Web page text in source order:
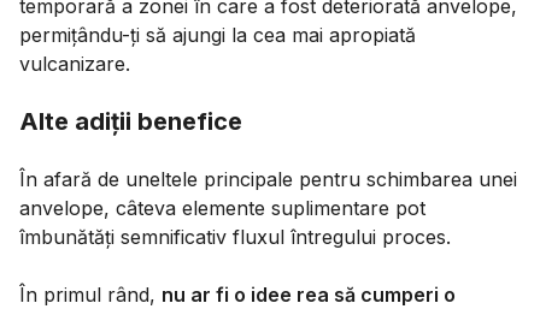
temporară a zonei în care a fost deteriorată anvelope,
permițându-ți să ajungi la cea mai apropiată
vulcanizare.
Alte adiții benefice
În afară de uneltele principale pentru schimbarea unei
anvelope, câteva elemente suplimentare pot
îmbunătăți semnificativ fluxul întregului proces.
În primul rând, nu ar fi o idee rea să cumperi o